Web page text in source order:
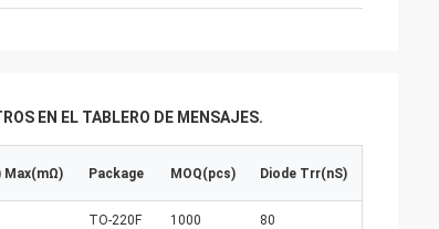
EN EL TABLERO DE MENSAJES.
Max(mΩ) Package MOQ(pcs) Diode Trr(nS)
TO-220F 1000 80